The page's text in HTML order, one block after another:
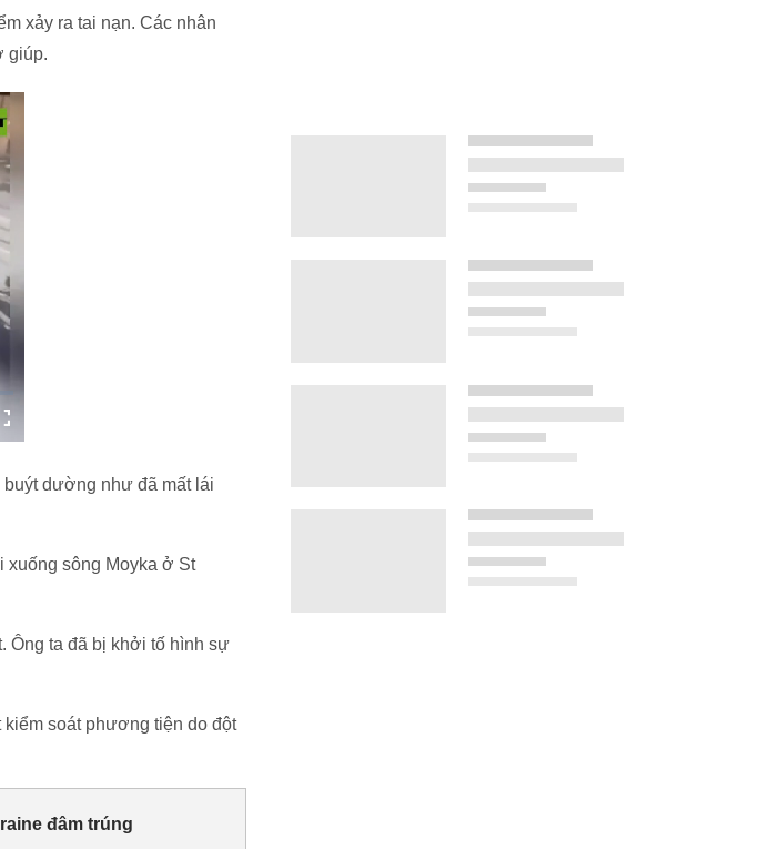
xảy ra tai nạn. Các nhân
giúp.
buýt dường như đã mất lái
xuống sông Moyka ở St
Ông ta đã bị khởi tố hình sự
kiểm soát phương tiện do đột
đâm trúng